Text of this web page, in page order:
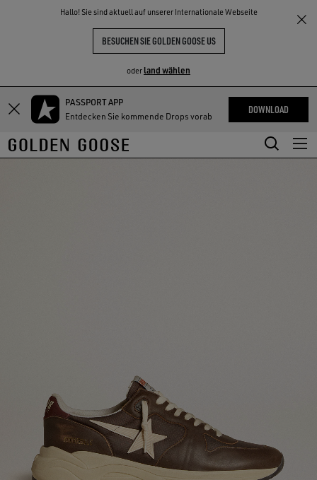
Hallo! Sie sind aktuell auf unserer Internationale Webseite
BESUCHEN SIE GOLDEN GOOSE US
oder land wählen
Zum
Hauptinhalt
springen
Zum
Footer-
Inhalt
springen
PASSPORT APP
Entdecken Sie kommende Drops vorab
DOWNLOAD
ERLEBNISSE THE
COMMUNITY